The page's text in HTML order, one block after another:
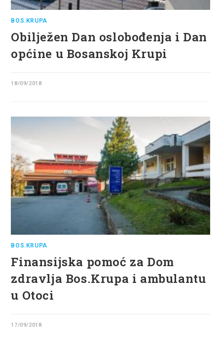
BOS.KRUPA
Obilježen Dan oslobođenja i Dan
općine u Bosanskoj Krupi
18/09/2018
BOS.KRUPA
Finansijska pomoć za Dom
zdravlja Bos.Krupa i ambulantu
u Otoci
17/09/2018